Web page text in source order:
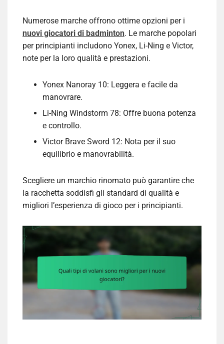
Numerose marche offrono ottime opzioni per i
nuovi giocatori di badminton. Le marche popolari
per principianti includono Yonex, Li-Ning e Victor,
note per la loro qualità e prestazioni.
Yonex Nanoray 10: Leggera e facile da
manovrare.
Li-Ning Windstorm 78: Offre buona potenza
e controllo.
Victor Brave Sword 12: Nota per il suo
equilibrio e manovrabilità.
Scegliere un marchio rinomato può garantire che
la racchetta soddisfi gli standard di qualità e
migliori l’esperienza di gioco per i principianti.